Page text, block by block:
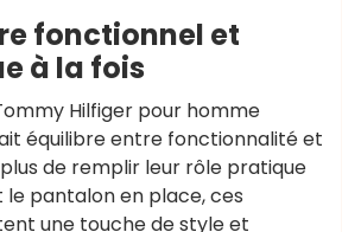
fonctionnel et
à la fois
Hilfiger pour homme
équilibre entre fonctionnalité et
de remplir leur rôle pratique
pantalon en place, ces
une touche de style et